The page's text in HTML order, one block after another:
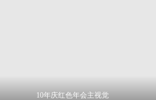
10年庆红色年会主视觉